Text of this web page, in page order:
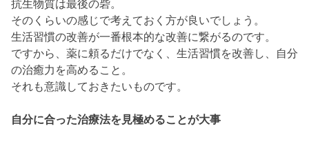
抗生物質は最後の砦。
そのくらいの感じで考えておく方が良いでしょう。
生活習慣の改善が一番根本的な改善に繋がるのです。
ですから、薬に頼るだけでなく、生活習慣を改善し、自分
の治癒力を高めること。
それも意識しておきたいものです。
自分に合った治療法を見極めることが大事